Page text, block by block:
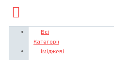
Всі
Категорії
Іміджеві